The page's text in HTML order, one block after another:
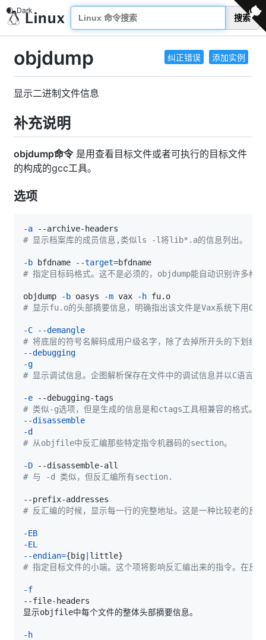
搜索
纠正错误 添加实例
objdump
显示二进制文件信息
补充说明
objdump命令是用查看目标文件或者可执行的目标文件
的构成的gcc工具。
选项
-a
# 显示档案库的成员信息,类似ls -l将lib*.a的信息列出。
-b bfdname --target=
# 指定目标码格式。这不是必须的，objdump能自动识别许多格
objdump -b oasys -m vax -h
# 显示fu.o的头部摘要信息，明确指出该文件是Vax系统下用
-C
--demangle
# 将底层的符号名解码成用户级名字，除了去掉所开头的下划线
--debugging
-g
# 显示调试信息。企图解析保存在文件中的调试信息并以C语
-e
# 类似-g选项，但是生成的信息是和ctags工具相兼容的格式。
--disassemble
-d
# 从objfile中反汇编那些特定指令机器码的section。
-D
# 与 -d 类似，但反汇编所有section.
# 反汇编的时候，显示每一行的完整地址。这是一种比较老的反
-EB
-EL
--endian={big little}
# 指定目标文件的小端。这个项将影响反汇编出来的指令。在
-f
-h